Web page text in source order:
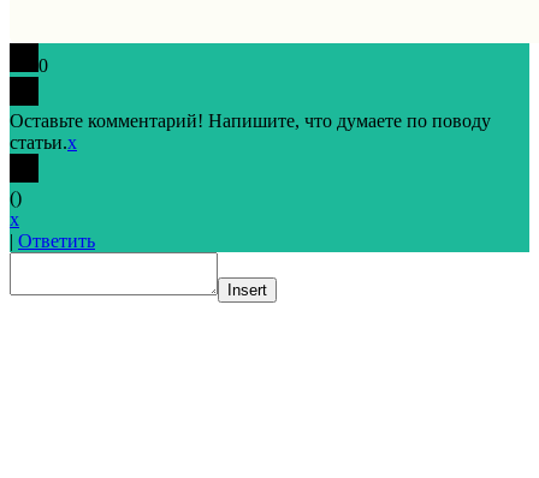
0
Оставьте комментарий! Напишите, что думаете по поводу
статьи.x
()
x
| Ответить
Insert